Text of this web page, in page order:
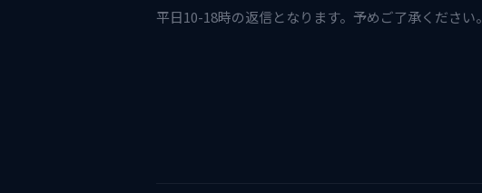
平日10-18時の返信となります。予めご了承ください。